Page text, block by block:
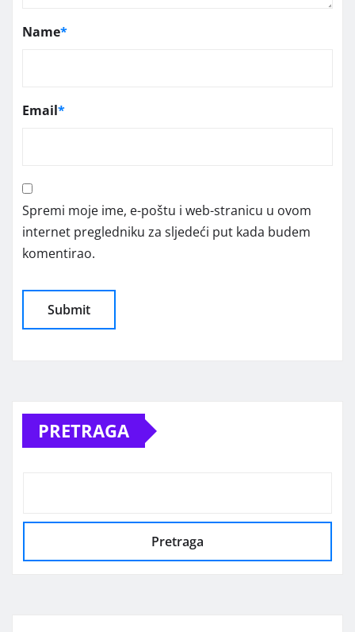
Name*
Email*
Spremi moje ime, e-poštu i web-stranicu u ovom
internet pregledniku za sljedeći put kada budem
komentirao.
PRETRAGA
Pretraga